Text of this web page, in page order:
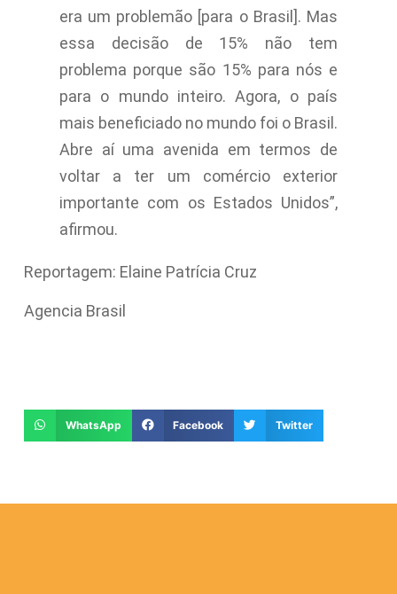
era um problemão [para o Brasil]. Mas
essa decisão de 15% não tem
problema porque são 15% para nós e
para o mundo inteiro. Agora, o país
mais beneficiado no mundo foi o Brasil.
Abre aí uma avenida em termos de
voltar a ter um comércio exterior
importante com os Estados Unidos”,
afirmou.
Reportagem: Elaine Patrícia Cruz
Agencia Brasil
WhatsApp Facebook Twitter